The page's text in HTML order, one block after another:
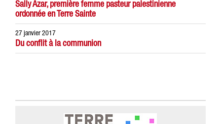
Sally Azar, première femme pasteur palestinienne
ordonnée en Terre Sainte
27 janvier 2017
Du conflit à la communion